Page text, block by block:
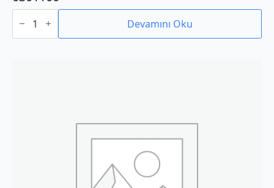
0301100
adet Devamını Oku